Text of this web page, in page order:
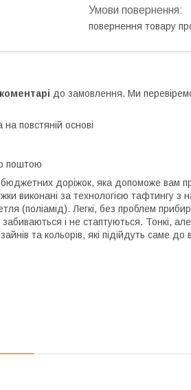
повернення товару
коментарі до замовлення. Ми
повстяній основі
поштою
бюджетних доріжок, яка допоможе вам
виконані за технологією тафтингу
(поліамід). Легкі, без проблем
і не стаптуються. Тонкі,
та кольорів, які підійдуть саме до